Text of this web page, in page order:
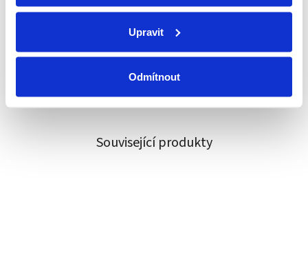
Upravit
Odmítnout
Individuální přístup
Každý zákazník je pro nás důležitý
Související produkty